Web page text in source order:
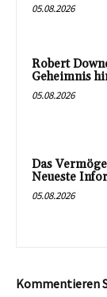
05.08.2026
Robert
Geheimnis
05.08.2026
Das
Neueste
05.08.2026
Kommentieren